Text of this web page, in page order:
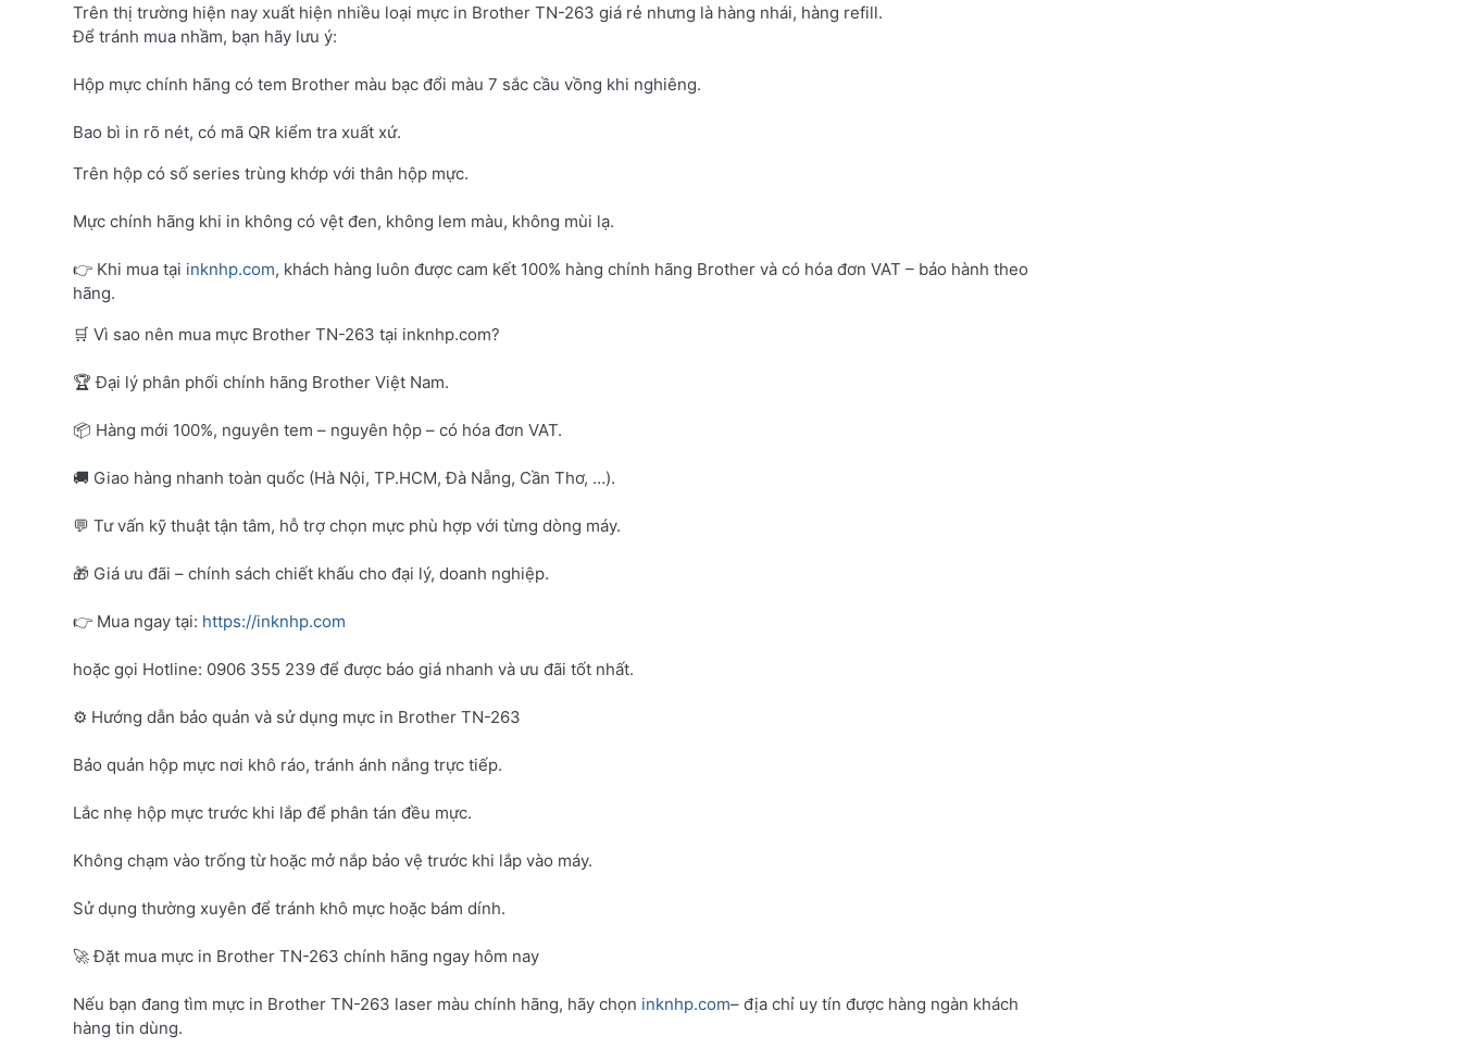
Trên thị trường hiện nay xuất hiện nhiều loại mực in Brother TN-263 giá rẻ nhưng là hàng nhái, hàng refill.
Để tránh mua nhầm, bạn hãy lưu ý:
Hộp mực chính hãng có tem Brother màu bạc đổi màu 7 sắc cầu vồng khi nghiêng.
Bao bì in rõ nét, có mã QR kiểm tra xuất xứ.
Trên hộp có số series trùng khớp với thân hộp mực.
Mực chính hãng khi in không có vệt đen, không lem màu, không mùi lạ.
👉 Khi mua tại inknhp.com, khách hàng luôn được cam kết 100% hàng chính hãng Brother và có hóa đơn VAT – bảo hành theo
hãng.
🛒 Vì sao nên mua mực Brother TN-263 tại inknhp.com?
🏆 Đại lý phân phối chính hãng Brother Việt Nam.
📦 Hàng mới 100%, nguyên tem – nguyên hộp – có hóa đơn VAT.
🚚 Giao hàng nhanh toàn quốc (Hà Nội, TP.HCM, Đà Nẵng, Cần Thơ, …).
💬 Tư vấn kỹ thuật tận tâm, hỗ trợ chọn mực phù hợp với từng dòng máy.
🎁 Giá ưu đãi – chính sách chiết khấu cho đại lý, doanh nghiệp.
👉 Mua ngay tại: https://inknhp.com
hoặc gọi Hotline: 0906 355 239 để được báo giá nhanh và ưu đãi tốt nhất.
⚙️ Hướng dẫn bảo quản và sử dụng mực in Brother TN-263
Bảo quản hộp mực nơi khô ráo, tránh ánh nắng trực tiếp.
Lắc nhẹ hộp mực trước khi lắp để phân tán đều mực.
Không chạm vào trống từ hoặc mở nắp bảo vệ trước khi lắp vào máy.
Sử dụng thường xuyên để tránh khô mực hoặc bám dính.
🚀 Đặt mua mực in Brother TN-263 chính hãng ngay hôm nay
Nếu bạn đang tìm mực in Brother TN-263 laser màu chính hãng, hãy chọn inknhp.com– địa chỉ uy tín được hàng ngàn khách
hàng tin dùng.